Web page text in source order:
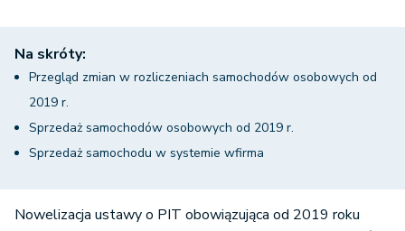
Na skróty:
Przegląd zmian w rozliczeniach samochodów osobowych od
2019 r.
Sprzedaż samochodów osobowych od 2019 r.
Sprzedaż samochodu w systemie wfirma
Nowelizacja ustawy o PIT obowiązująca od 2019 roku